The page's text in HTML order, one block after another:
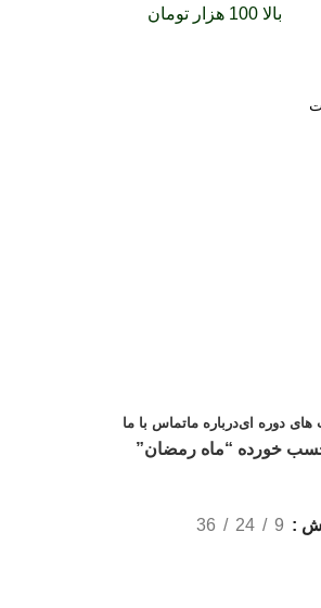
بالا 100 هزار تومان
های دوره ایدرباره ماتماس با ما
خورده “ماه رمضان”
9
24
36